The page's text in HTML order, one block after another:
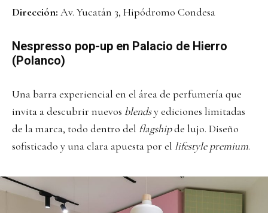
Dirección: Av. Yucatán 3, Hipódromo Condesa
Nespresso pop-up en Palacio de Hierro
(Polanco)
Una barra experiencial en el área de perfumería que
invita a descubrir nuevos blendsy ediciones limitadas
de la marca, todo dentro del flagshipde lujo. Diseño
sofisticado y una clara apuesta por el lifestyle premium.